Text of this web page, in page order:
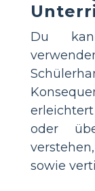
Du
oder
sowie